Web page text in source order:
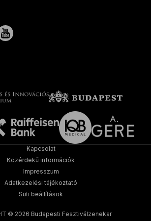
© 2026 Budapesti Fesztiválzenekar
Kapcsolat
Közérdekű információk
Impresszum
Adatkezelési tájékoztató
Süti beállítások